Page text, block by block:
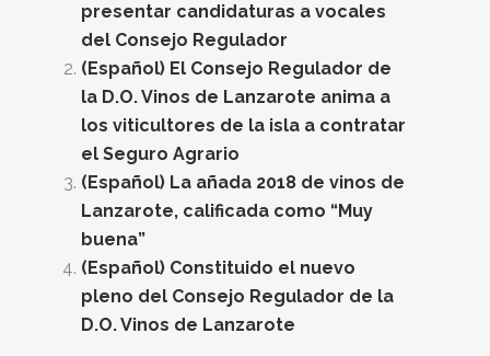
presentar candidaturas a vocales
del Consejo Regulador
(Español) El Consejo Regulador de
la D.O. Vinos de Lanzarote anima a
los viticultores de la isla a contratar
el Seguro Agrario
(Español) La añada 2018 de vinos de
Lanzarote, calificada como “Muy
buena”
(Español) Constituido el nuevo
pleno del Consejo Regulador de la
D.O. Vinos de Lanzarote